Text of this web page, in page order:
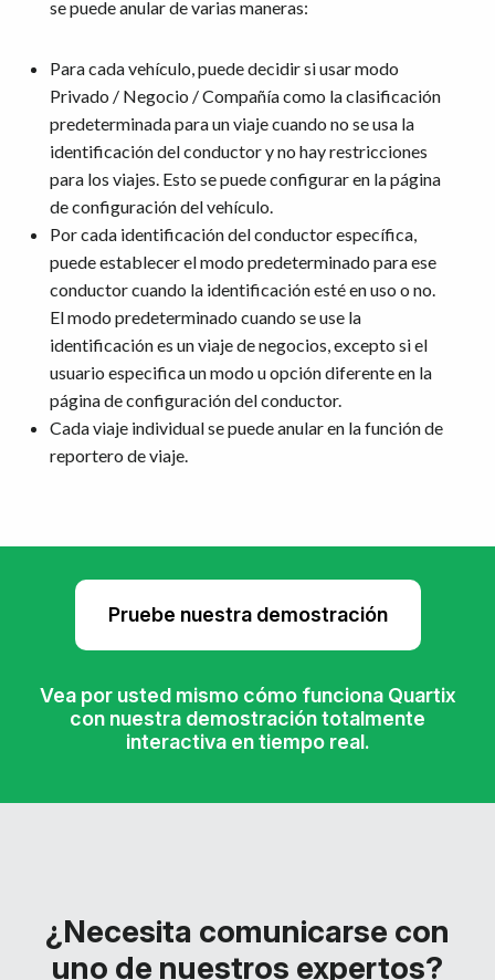
se puede anular de varias maneras:
Para cada vehículo, puede decidir si usar modo
Privado / Negocio / Compañía como la clasificación
predeterminada para un viaje cuando no se usa la
identificación del conductor y no hay restricciones
para los viajes. Esto se puede configurar en la página
de configuración del vehículo.
Por cada identificación del conductor específica,
puede establecer el modo predeterminado para ese
conductor cuando la identificación esté en uso o no.
El modo predeterminado cuando se use la
identificación es un viaje de negocios, excepto si el
usuario especifica un modo u opción diferente en la
página de configuración del conductor.
Cada viaje individual se puede anular en la función de
reportero de viaje.
Pruebe nuestra demostración
Vea por usted mismo cómo funciona Quartix
con nuestra demostración totalmente
interactiva en tiempo real.
¿Necesita comunicarse con
uno de nuestros expertos?